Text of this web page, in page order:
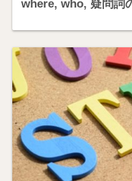
where, who, 疑問詞